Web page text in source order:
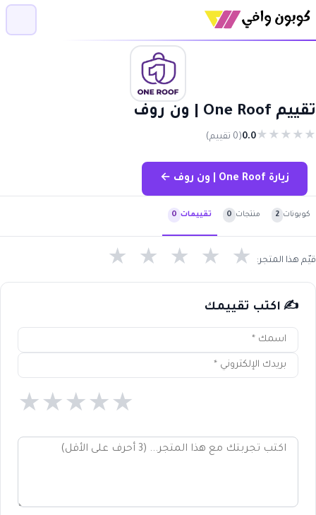
تقييم One Roof | ون روف
★
★
★
★
★
0.0(0 تقييم)
زيارة One Roof | ون روف ←
كوبونات 2 منتجات 0 تقييمات 0
قيّم هذا المتجر: ★ ★ ★ ★ ★
✍️ اكتب تقييمك
★ ★ ★ ★ ★